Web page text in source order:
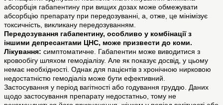
абсорбція габапентину при вищих дозах може обмежувати
абсорбцію препарату при передозуванні, а, отже, це мінімізує
токсичність, викликану передозуванням.
Передозування габапентину, особливо у комбінації з
іншими депресантами ЦНС, може призвести до коми.
Лікування: симптоматичне. Габапентин може виводитися з
кровообігу шляхом гемодіалізу. Але як показує досвід, у цьому
немає необхідності. Однак для пацієнтів з хронічною нирковою
недостатністю гемодіаліз може бути ефективний.
Застосування у період вагітності або годування груддю. Даних
щодо застосування препарату недостатньо, тому не